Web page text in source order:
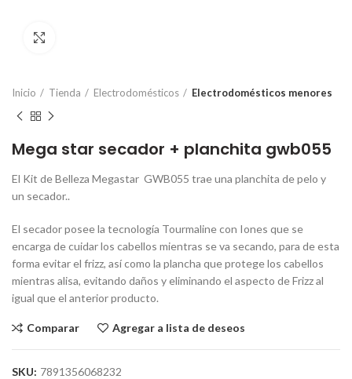
Inicio Tienda Electrodomésticos Electrodomésticos menores
Mega star secador + planchita gwb055
El Kit de Belleza Megastar GWB055 trae una planchita de pelo y
un secador..
El secador posee la tecnología Tourmaline con Iones que se
encarga de cuidar los cabellos mientras se va secando, para de esta
forma evitar el frizz, así como la plancha que protege los cabellos
mientras alisa, evitando daños y eliminando el aspecto de Frizz al
igual que el anterior producto.
Comparar Agregar a lista de deseos
SKU: 7891356068232